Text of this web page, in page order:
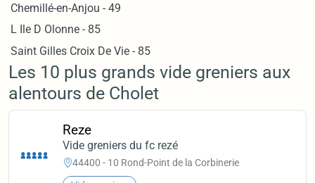
Chemillé-en-Anjou - 49
L Ile D Olonne - 85
Saint Gilles Croix De Vie - 85
Les 10 plus grands vide greniers aux
alentours de Cholet
Reze
Vide greniers du fc rezé
44400 - 10 Rond-Point de la Corbinerie